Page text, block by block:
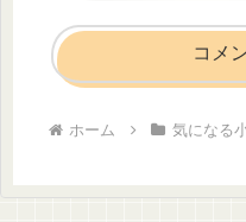
コメ
ホーム 気になる